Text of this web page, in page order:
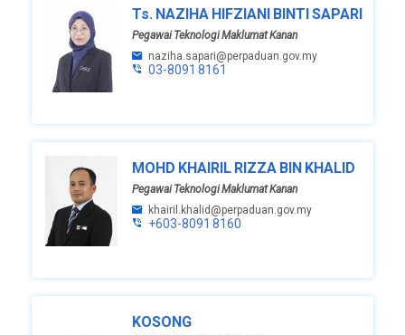
Ts. NAZIHA HIFZIANI BINTI SAPARI
Pegawai Teknologi Maklumat Kanan
naziha.sapari@perpaduan.gov.my
03-8091 8161
MOHD KHAIRIL RIZZA BIN KHALID
Pegawai Teknologi Maklumat Kanan
khairil.khalid@perpaduan.gov.my
+603-8091 8160
KOSONG